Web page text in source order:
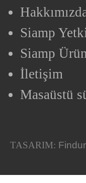
Siamp
Siamp
İletişim
Masaüstü
TASARIM: